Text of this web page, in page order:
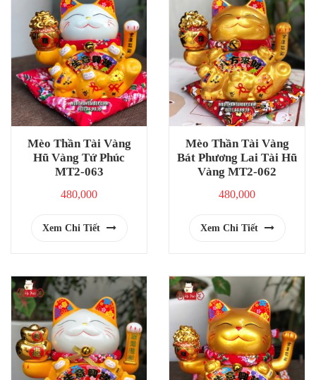
Mèo Thần Tài Vàng
Hũ Vàng Tứ Phúc
MT2-063
480,000
Xem Chi Tiết
Mèo Thần Tài Vàng
Bát Phương Lai Tài Hũ
Vàng MT2-062
480,000
Xem Chi Tiết